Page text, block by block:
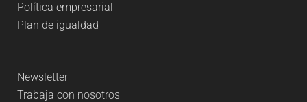
Política empresarial
Plan de igualdad
Newsletter
Trabaja con nosotros